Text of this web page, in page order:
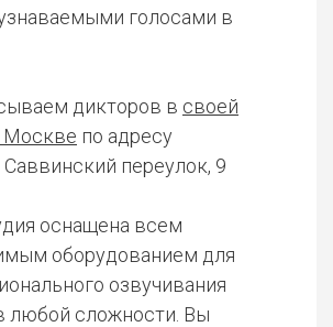
голосами в
дикторов в своей
Москве по адресу
переулок, 9
оснащена всем
оборудованием для
озвучивания
любой сложности. Вы